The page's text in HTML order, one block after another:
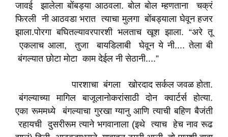
जावई झालेला बोंबड्या आठवला. बोल बोल म्हणताना चक्रं
फिरली नी आठवडा भरात त्याचा मुलगा बोंबड्याला घेवून हजर
झाला.पोरगा बघितल्यावरपारशी भलताच खूश झाला. “अरे तू
एकलाच आला, तुजा बायडिलाबी घेवून ये नी.... तेला बी
बंगल्यात छोटा मोटा काम देईल नी सेठानी....”
पारशाचा बंगला खोरदाद सर्कल जवळ होता.
बंगल्याच्या मागिल बाजूलानोकरांसाठी दोन क्वार्टर्स होत्या.
एका रूममध्ये बंगल्याचा गुरखा ग्यानु आणि त्याची बहिण बैजंती
रहायची दुसरीरूम त्याने भगवानाला (इथे त्याच हेच नाव रूढ